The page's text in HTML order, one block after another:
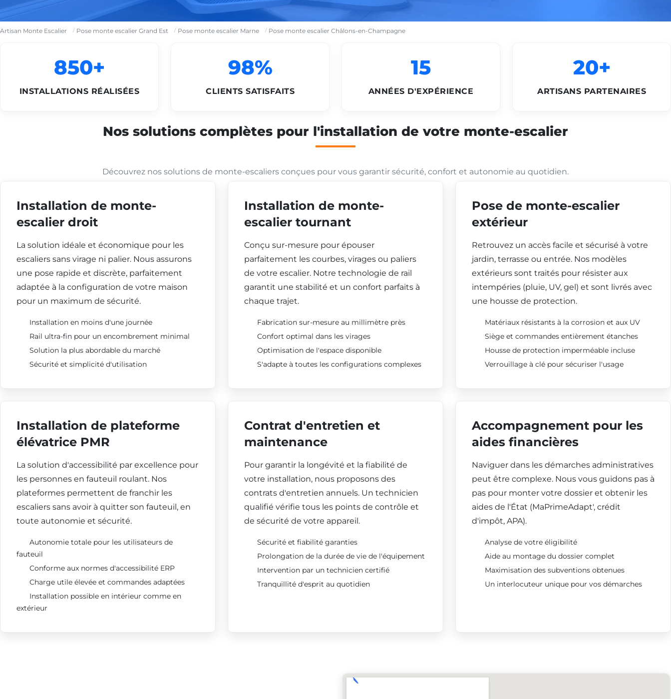
Artisan Monte Escalier Pose monte escalier Grand Est Pose monte escalier Marne Pose monte escalier Châlons-en-Champagne
850+
INSTALLATIONS RÉALISÉES
98%
CLIENTS SATISFAITS
15
ANNÉES D'EXPÉRIENCE
20+
ARTISANS PARTENAIRES
Nos solutions complètes pour l'installation de votre monte-escalier
Découvrez nos solutions de monte-escaliers conçues pour vous garantir sécurité, confort et autonomie au quotidien.
Installation de monte-
escalier droit
La solution idéale et économique pour les
escaliers sans virage ni palier. Nous assurons
une pose rapide et discrète, parfaitement
adaptée à la configuration de votre maison
pour un maximum de sécurité.
Installation en moins d'une journée
Rail ultra-fin pour un encombrement minimal
Solution la plus abordable du marché
Sécurité et simplicité d'utilisation
Installation de monte-
escalier tournant
Conçu sur-mesure pour épouser
parfaitement les courbes, virages ou paliers
de votre escalier. Notre technologie de rail
garantit une stabilité et un confort parfaits à
chaque trajet.
Fabrication sur-mesure au millimètre près
Confort optimal dans les virages
Optimisation de l'espace disponible
S'adapte à toutes les configurations complexes
Pose de monte-escalier
extérieur
Retrouvez un accès facile et sécurisé à votre
jardin, terrasse ou entrée. Nos modèles
extérieurs sont traités pour résister aux
intempéries (pluie, UV, gel) et sont livrés avec
une housse de protection.
Matériaux résistants à la corrosion et aux UV
Siège et commandes entièrement étanches
Housse de protection imperméable incluse
Verrouillage à clé pour sécuriser l'usage
Installation de plateforme
élévatrice PMR
La solution d'accessibilité par excellence pour
les personnes en fauteuil roulant. Nos
plateformes permettent de franchir les
escaliers sans avoir à quitter son fauteuil, en
toute autonomie et sécurité.
Autonomie totale pour les utilisateurs de
fauteuil
Conforme aux normes d'accessibilité ERP
Charge utile élevée et commandes adaptées
Installation possible en intérieur comme en
extérieur
Contrat d'entretien et
maintenance
Pour garantir la longévité et la fiabilité de
votre installation, nous proposons des
contrats d'entretien annuels. Un technicien
qualifié vérifie tous les points de contrôle et
de sécurité de votre appareil.
Sécurité et fiabilité garanties
Prolongation de la durée de vie de l'équipement
Intervention par un technicien certifié
Tranquillité d'esprit au quotidien
Accompagnement pour les
aides financières
Naviguer dans les démarches administratives
peut être complexe. Nous vous guidons pas à
pas pour monter votre dossier et obtenir les
aides de l'État (MaPrimeAdapt', crédit
d'impôt, APA).
Analyse de votre éligibilité
Aide au montage du dossier complet
Maximisation des subventions obtenues
Un interlocuteur unique pour vos démarches